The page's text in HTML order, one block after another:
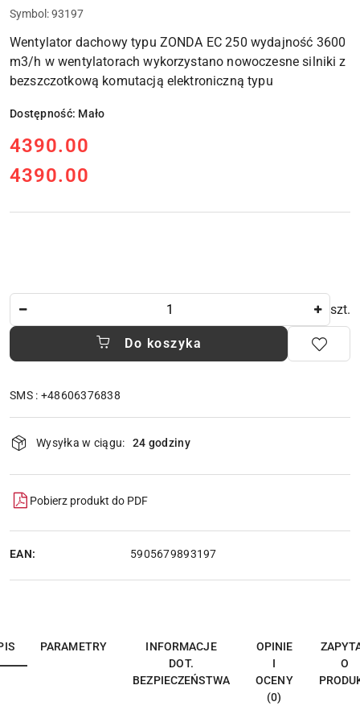
Symbol:93197
Wentylator dachowy typu ZONDA EC 250 wydajność 3600
m3/h w wentylatorach wykorzystano nowoczesne silniki z
bezszczotkową komutacją elektroniczną typu
Dostępność: Mało
cena:
4390.00
Cena:
4390.00
szt.
Do koszyka
SMS : +48606376838
i
dostawa
Wysyłka w ciągu: 24 godziny
Pobierz produkt do PDF
EAN: 5905679893197
PARAMETRY
INFORMACJE
DOT.
BEZPIECZEŃSTWA
OPINIE
I
OCENY
(0)
O